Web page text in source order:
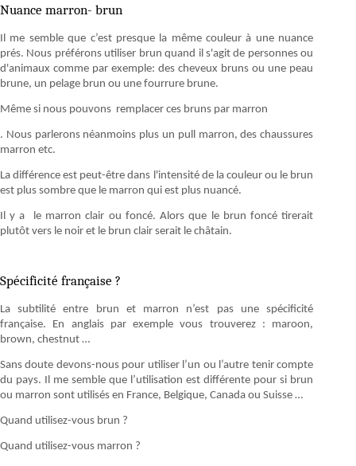
Nuance marron- brun
Il me semble que c’est presque la même couleur à une nuance
prés. Nous préférons utiliser brun quand il s'agit de personnes ou
d'animaux comme par exemple: des cheveux bruns ou une peau
brune, un pelage brun ou une fourrure brune.
Même si nous pouvons remplacer ces bruns par marron
. Nous parlerons néanmoins plus un pull marron, des chaussures
marron etc.
La différence est peut-être dans l'intensité de la couleur ou le brun
est plus sombre que le marron qui est plus nuancé.
Il y a le marron clair ou foncé. Alors que le brun foncé tirerait
plutôt vers le noir et le brun clair serait le châtain.
Spécificité française ?
La subtilité entre brun et marron n’est pas une spécificité
française. En anglais par exemple vous trouverez : maroon,
brown, chestnut …
Sans doute devons-nous pour utiliser l’un ou l’autre tenir compte
du pays. Il me semble que l’utilisation est différente pour si brun
ou marron sont utilisés en France, Belgique, Canada ou Suisse …
Quand utilisez-vous brun ?
Quand utilisez-vous marron ?